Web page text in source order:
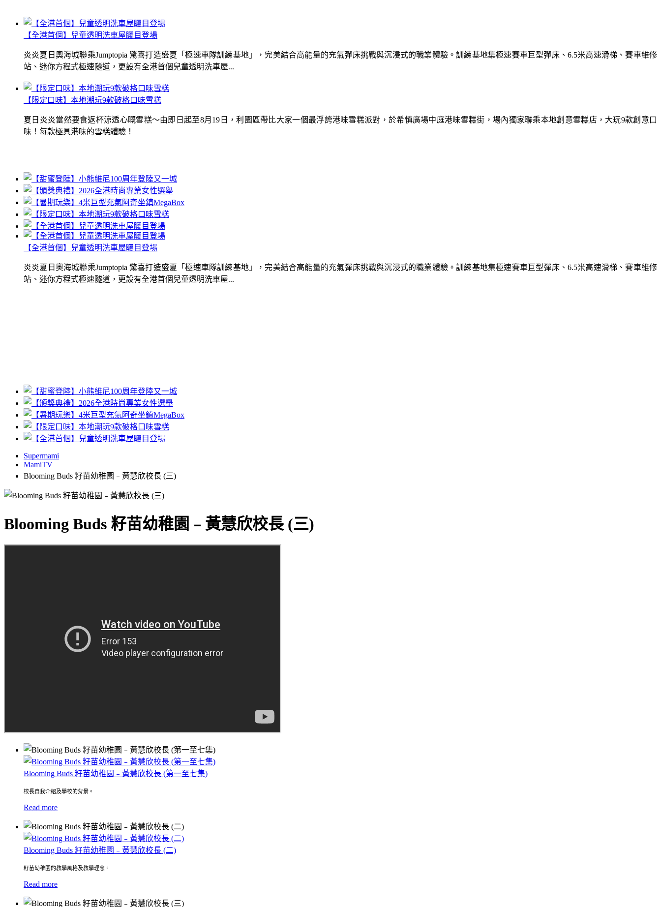
【全港首個】兒童透明洗車屋矚目登場
炎炎夏日奧海城聯乘Jumptopia 驚喜打造盛夏「極速車隊訓練基地」，完美結合高能量的充氣彈床挑戰與沉浸式的職業體驗。訓練基地集極速賽車巨型彈床、6.5米高速滑梯、賽車維修
站、迷你方程式極速隧道，更設有全港首個兒童透明洗車屋...
【限定口味】本地潮玩9款破格口味雪糕
夏日炎炎當然要食返杯涼透心嘅雪糕～由即日起至8月19日，利園區帶比大家一個最浮誇港味雪糕派對，於希慎廣場中庭港味雪糕街，場內獨家聯乘本地創意雪糕店，大玩9款創意口
味！每款極具港味的雪糕體驗！
【全港首個】兒童透明洗車屋矚目登場
炎炎夏日奧海城聯乘Jumptopia 驚喜打造盛夏「極速車隊訓練基地」，完美結合高能量的充氣彈床挑戰與沉浸式的職業體驗。訓練基地集極速賽車巨型彈床、6.5米高速滑梯、賽車維修
站、迷你方程式極速隧道，更設有全港首個兒童透明洗車屋...
Supermami
MamiTV
Blooming Buds 籽苗幼稚園﹣黃慧欣校長 (三)
Blooming Buds 籽苗幼稚園﹣黃慧欣校長 (三)
Blooming Buds 籽苗幼稚園﹣黃慧欣校長 (第一至七集)
校長自我介紹及學校的背景。
Read more
Blooming Buds 籽苗幼稚園﹣黃慧欣校長 (二)
籽苗幼稚園的教學風格及教學理念。
Read more